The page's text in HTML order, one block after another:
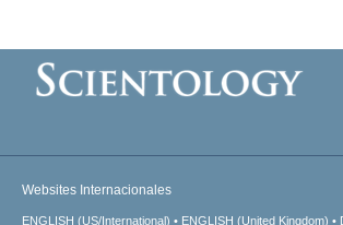
Websites Internacionales
ENGLISH (US/International) ENGLISH (United Kingdom)